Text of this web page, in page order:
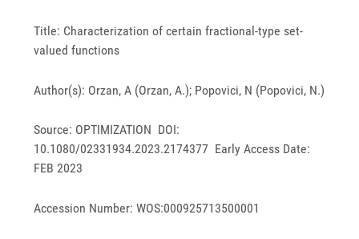
Title: Characterization of certain fractional-type set-
valued functions
Author(s): Orzan, A (Orzan, A.); Popovici, N (Popovici, N.)
Source: OPTIMIZATION DOI:
10.1080/02331934.2023.2174377 Early Access Date:
FEB 2023
Accession Number: WOS:000925713500001